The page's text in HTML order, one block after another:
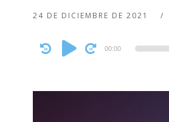
24 DE DICIEMBRE DE 2021
Audio
Player
00:00